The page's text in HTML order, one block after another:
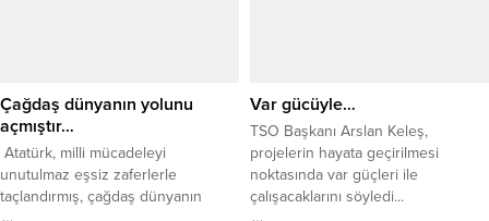
Çağdaş dünyanın yolunu
açmıştır…
Atatürk, milli mücadeleyi
unutulmaz eşsiz zaferlerle
taçlandırmış, çağdaş dünyanın
Var gücüyle…
TSO Başkanı Arslan Keleş,
projelerin hayata geçirilmesi
noktasında var güçleri ile
çalışacaklarını söyledi...